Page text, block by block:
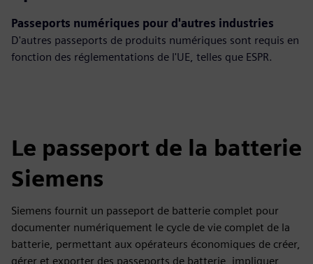
Passeports numériques pour d'autres industries
D'autres passeports de produits numériques sont requis en
fonction des réglementations de l'UE, telles que ESPR.
Le passeport de la batterie
Siemens
Siemens fournit un passeport de batterie complet pour
documenter numériquement le cycle de vie complet de la
batterie, permettant aux opérateurs économiques de créer,
gérer et exporter des passeports de batterie, impliquer